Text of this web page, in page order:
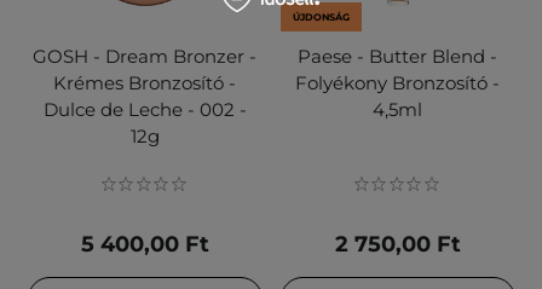
GOSH - Dream Bronzer -
Krémes Bronzosító -
Dulce de Leche - 002 -
12g
5 400,00 Ft
ÚJDONSÁG
Paese - Butter Blend -
Folyékony Bronzosító -
4,5ml
2 750,00 Ft